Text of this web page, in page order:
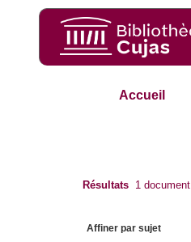
Accueil
Résultats 1 document
Affiner par sujet